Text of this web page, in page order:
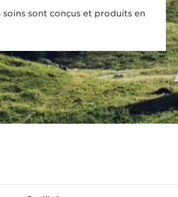
soins sont conçus et produits en